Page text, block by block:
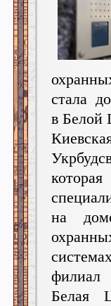
стала
в Белой
которая
на
Белая